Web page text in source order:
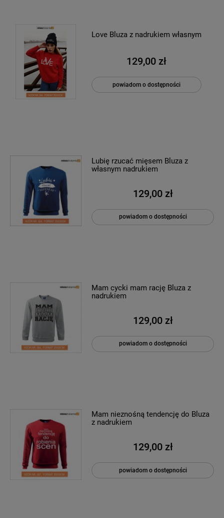
Love Bluza z nadrukiem własnym
129,00 zł
powiadom o dostępności
Lubię rzucać mięsem Bluza z
własnym nadrukiem
129,00 zł
powiadom o dostępności
Mam cycki mam rację Bluza z
nadrukiem
129,00 zł
powiadom o dostępności
Mam nieznośną tendencję do Bluza
z nadrukiem
129,00 zł
powiadom o dostępności